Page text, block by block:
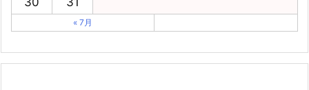
« 7月